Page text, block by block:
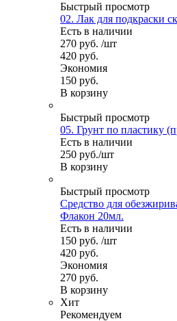
Быстрый просмотр
02. Лак для подкраски
Есть в наличии
270 руб. /шт
420 руб.
Экономия
150 руб.
В корзину
Быстрый просмотр
05. Грунт по пластику
Есть в наличии
250 руб./шт
В корзину
Быстрый просмотр
Средство для
Флакон 20мл.
Есть в наличии
150 руб. /шт
420 руб.
Экономия
270 руб.
В корзину
Хит
Рекомендуем